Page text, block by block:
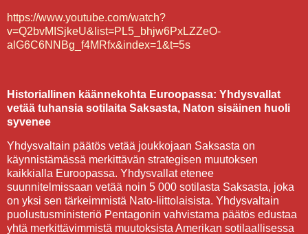
https://www.youtube.com/watch?
v=Q2bvMISjkeU&list=PL5_bhjw6PxLZZeO-
alG6C6NNBg_f4MRfx&index=1&t=5s
Historiallinen käännekohta Euroopassa: Yhdysvallat
vetää tuhansia sotilaita Saksasta, Naton sisäinen huoli
syvenee
Yhdysvaltain päätös vetää joukkojaan Saksasta on
käynnistämässä merkittävän strategisen muutoksen
kaikkialla Euroopassa. Yhdysvallat etenee
suunnitelmissaan vetää noin 5 000 sotilasta Saksasta, joka
on yksi sen tärkeimmistä Nato-liittolaisista. Yhdysvaltain
puolustusministeriö Pentagonin vahvistama päätös edustaa
yhtä merkittävimmistä muutoksista Amerikan sotilaallisessa